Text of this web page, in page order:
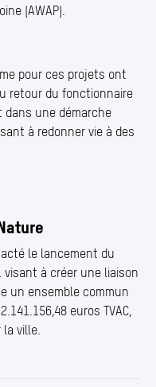
(AWAP).
pour ces projets ont
retour du fonctionnaire
dans une démarche
à redonner vie à des
le lancement du
visant à créer une liaison
un ensemble commun
euros TVAC,
ville.